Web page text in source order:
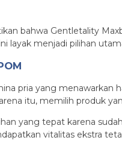
bahwa Gentletality
layak menjadi pilihan
pria yang
itu, memilih produk
yang tepat karena
vitalitas ekstra